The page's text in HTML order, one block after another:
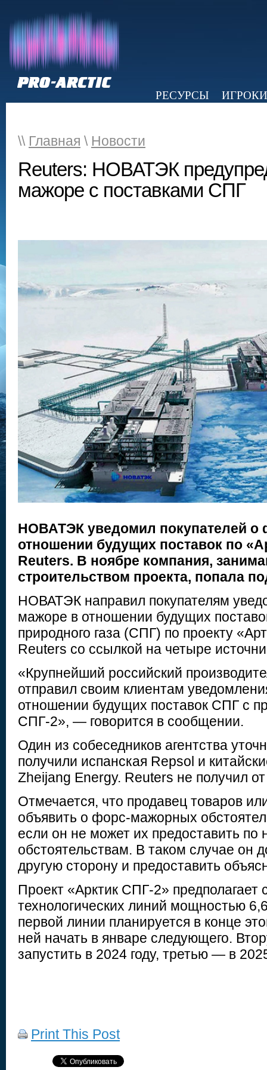
РЕСУРСЫ
ИГРОКИ
\\ Главная \ Новости
Reuters: НОВАТЭК
мажоре с поставками СПГ
НОВАТЭК уведомил покупателей о
отношении будущих поставок по
Reuters. В ноябре компания,
строительством проекта, попала
НОВАТЭК направил покупателям
мажоре в отношении будущих
природного газа (СПГ) по проекту
Reuters со ссылкой на четыре
«Крупнейший российский
отправил своим клиентам
отношении будущих поставок СПГ с
СПГ-2», — говорится в сообщении.
Один из собеседников агентства
получили испанская Repsol и
Zheijang Energy. Reuters не получил
Отмечается, что продавец товаров
объявить о форс-мажорных
если он не может их предоставить по
обстоятельствам. В таком случае он
другую сторону и предоставить
Проект «Арктик СПГ-2» предполагает
технологических линий мощностью
первой линии планируется в конце
ней начать в январе следующего.
запустить в 2024 году, третью — в
Print This Post